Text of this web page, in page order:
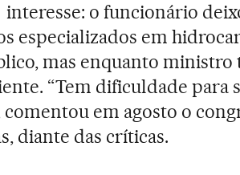
interesse: o funcionário
especializados em
mas enquanto ministro
“Tem dificuldade para
comentou em agosto o
diante das críticas.